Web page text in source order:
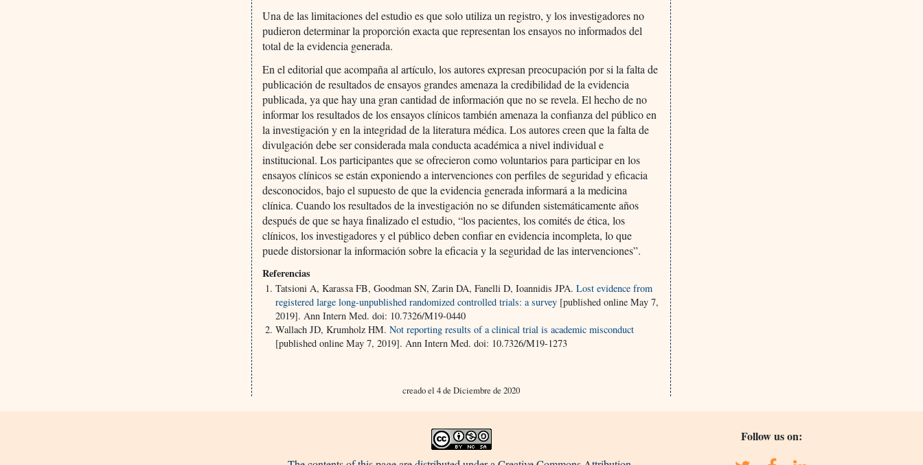
Una de las limitaciones del estudio es que solo utiliza un registro, y los investigadores no
pudieron determinar la proporción exacta que representan los ensayos no informados del
total de la evidencia generada.
En el editorial que acompaña al artículo, los autores expresan preocupación por si la falta de
publicación de resultados de ensayos grandes amenaza la credibilidad de la evidencia
publicada, ya que hay una gran cantidad de información que no se revela. El hecho de no
informar los resultados de los ensayos clínicos también amenaza la confianza del público en
la investigación y en la integridad de la literatura médica. Los autores creen que la falta de
divulgación debe ser considerada mala conducta académica a nivel individual e
institucional. Los participantes que se ofrecieron como voluntarios para participar en los
ensayos clínicos se están exponiendo a intervenciones con perfiles de seguridad y eficacia
desconocidos, bajo el supuesto de que la evidencia generada informará a la medicina
clínica. Cuando los resultados de la investigación no se difunden sistemáticamente años
después de que se haya finalizado el estudio, “los pacientes, los comités de ética, los
clínicos, los investigadores y el público deben confiar en evidencia incompleta, lo que
puede distorsionar la información sobre la eficacia y la seguridad de las intervenciones”.
Referencias
Tatsioni A, Karassa FB, Goodman SN, Zarin DA, Fanelli D, Ioannidis JPA.Lost evidence from
registered large long-unpublished randomized controlled trials: a survey [published online May 7,
2019]. Ann Intern Med. doi: 10.7326/M19-0440
Wallach JD, Krumholz HM.Not reporting results of a clinical trial is academic misconduct
[published online May 7, 2019]. Ann Intern Med. doi: 10.7326/M19-1273
creado el 4 de Diciembre de 2020
Follow us on: